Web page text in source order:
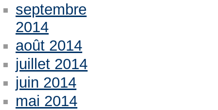
septembre
2014
août 2014
juillet 2014
juin 2014
mai 2014